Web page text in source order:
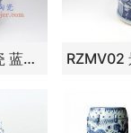
RZMV04 景德镇陶瓷 蓝底 手绘青花 铜钱 圆凳 凉墩